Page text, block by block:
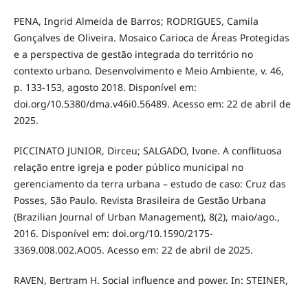
PENA, Ingrid Almeida de Barros; RODRIGUES, Camila
Gonçalves de Oliveira. Mosaico Carioca de Áreas Protegidas
e a perspectiva de gestão integrada do território no
contexto urbano. Desenvolvimento e Meio Ambiente, v. 46,
p. 133-153, agosto 2018. Disponível em:
doi.org/10.5380/dma.v46i0.56489. Acesso em: 22 de abril de
2025.
PICCINATO JUNIOR, Dirceu; SALGADO, Ivone. A conﬂituosa
relação entre igreja e poder público municipal no
gerenciamento da terra urbana – estudo de caso: Cruz das
Posses, São Paulo. Revista Brasileira de Gestão Urbana
(Brazilian Journal of Urban Management), 8(2), maio/ago.,
2016. Disponível em: doi.org/10.1590/2175-
3369.008.002.AO05. Acesso em: 22 de abril de 2025.
RAVEN, Bertram H. Social influence and power. In: STEINER,